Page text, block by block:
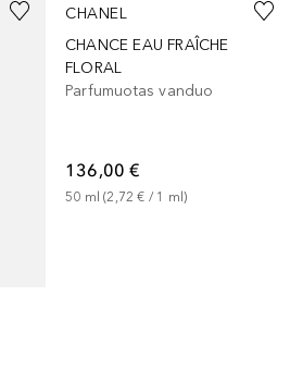
CHANEL
CHANCE EAU FRAÎCHE
FLORAL
Parfumuotas vanduo
136,00 €
50 ml (2,72 € / 1 ml)